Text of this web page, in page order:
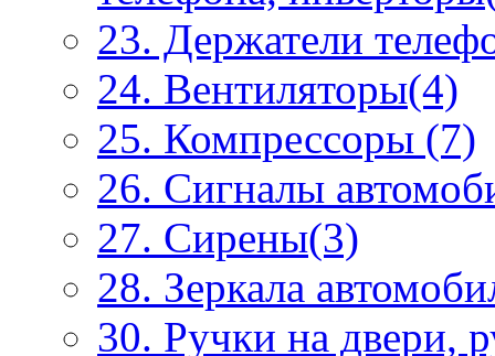
23. Держатели
24. Вентиляторы(4)
25. Компрессоры (7)
26. Сигналы
27. Сирены(3)
28. Зеркала
30. Ручки на двери,